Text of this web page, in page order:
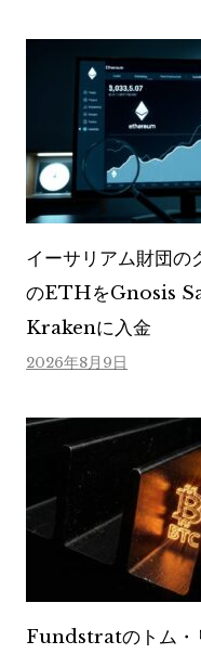
イーサリアム財団の
のETHをGnosis
Krakenに入金
2026年8月9日
Fundstratのトム・